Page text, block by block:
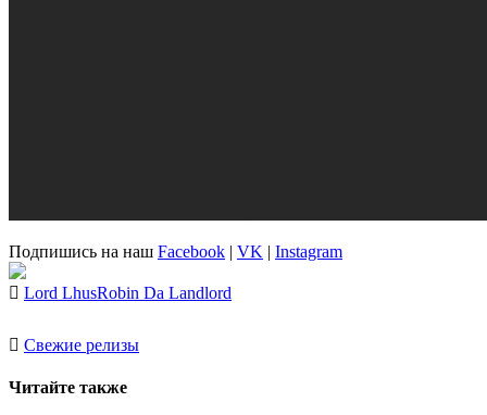
Подпишись на наш Facebook | VK | Instagram
Lord LhusRobin Da Landlord
Свежие релизы
Читайте также